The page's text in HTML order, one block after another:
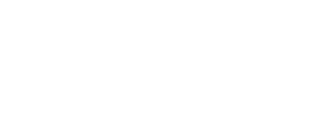
xúc cá nhân, đặc biệt với những người